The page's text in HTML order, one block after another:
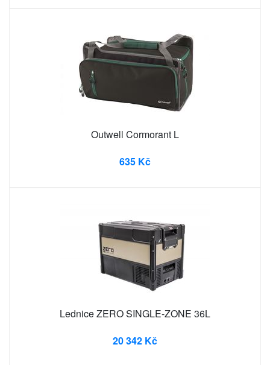
Outwell Cormorant L
635 Kč
Lednice ZERO SINGLE-ZONE 36L
20 342 Kč